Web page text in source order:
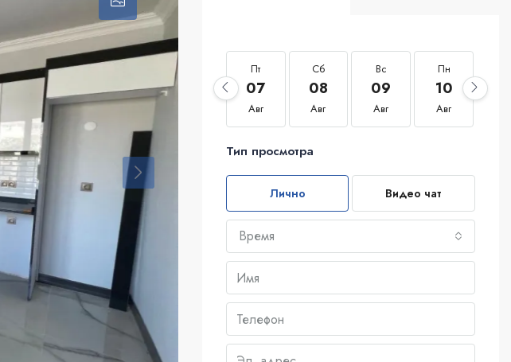
Пт
07
Авг
Сб
08
Авг
Вс
09
Авг
Пн
10
Авг
Тип просмотра
Лично Видео чат
Время